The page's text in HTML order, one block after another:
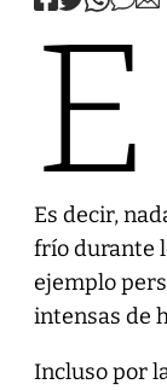
E
Es decir,
frío durante
ejemplo
intensas de
Incluso por